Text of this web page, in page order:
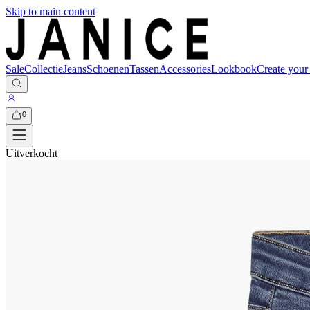
Skip to main content
SaleCollectieJeansSchoenenTassenAccessoriesLookbookCreate
0
Uitverkocht